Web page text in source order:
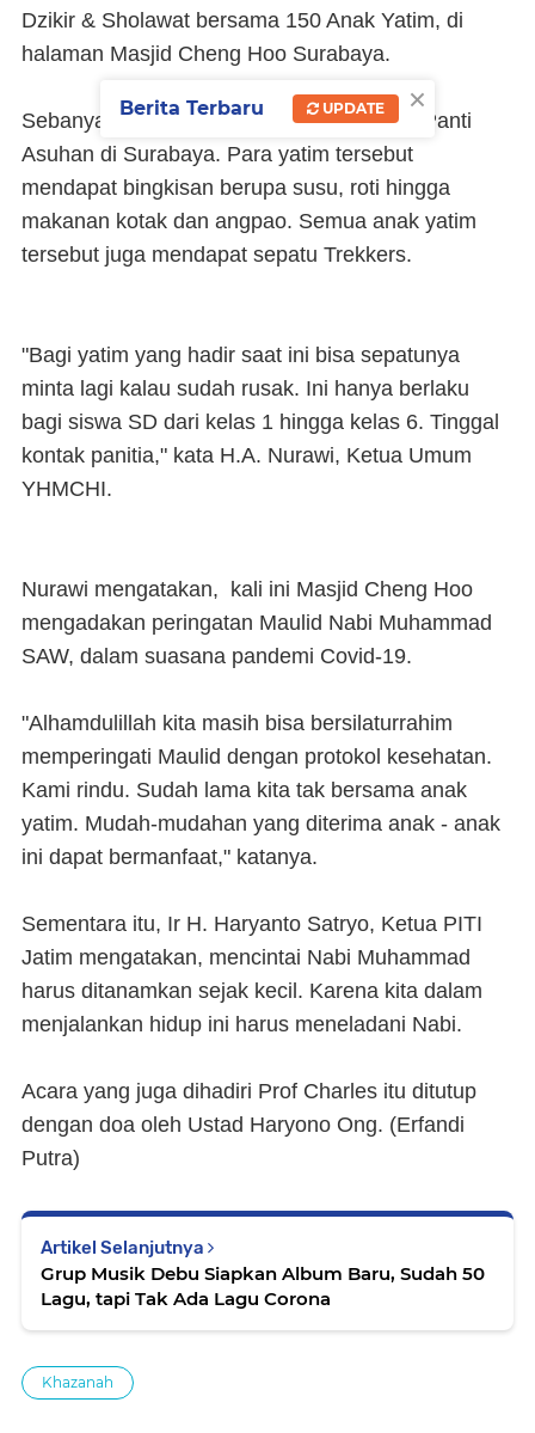
Dzikir & Sholawat bersama 150 Anak Yatim, di
halaman Masjid Cheng Hoo Surabaya.
Sebanyak 150 anak yatim berasal dari 12 Panti
Asuhan di Surabaya. Para yatim tersebut
mendapat bingkisan berupa susu, roti hingga
makanan kotak dan angpao. Semua anak yatim
tersebut juga mendapat sepatu Trekkers.
"Bagi yatim yang hadir saat ini bisa sepatunya
minta lagi kalau sudah rusak. Ini hanya berlaku
bagi siswa SD dari kelas 1 hingga kelas 6. Tinggal
kontak panitia," kata H.A. Nurawi, Ketua Umum
YHMCHI.
Nurawi mengatakan, kali ini Masjid Cheng Hoo
mengadakan peringatan Maulid Nabi Muhammad
SAW, dalam suasana pandemi Covid-19.
"Alhamdulillah kita masih bisa bersilaturrahim
memperingati Maulid dengan protokol kesehatan.
Kami rindu. Sudah lama kita tak bersama anak
yatim. Mudah-mudahan yang diterima anak - anak
ini dapat bermanfaat," katanya.
Sementara itu, Ir H. Haryanto Satryo, Ketua PITI
Jatim mengatakan, mencintai Nabi Muhammad
harus ditanamkan sejak kecil. Karena kita dalam
menjalankan hidup ini harus meneladani Nabi.
Acara yang juga dihadiri Prof Charles itu ditutup
dengan doa oleh Ustad Haryono Ong. (Erfandi
Putra)
Artikel Selanjutnya
Grup Musik Debu Siapkan Album Baru, Sudah 50
Lagu, tapi Tak Ada Lagu Corona
Khazanah
×
Berita Terbaru UPDATE